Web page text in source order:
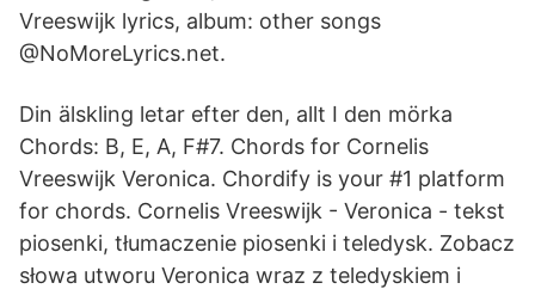
Vreeswijk lyrics, album: other songs
@NoMoreLyrics.net.
Din älskling letar efter den, allt I den mörka
Chords: B, E, A, F#7. Chords for Cornelis
Vreeswijk Veronica. Chordify is your #1 platform
for chords. Cornelis Vreeswijk - Veronica - tekst
piosenki, tłumaczenie piosenki i teledysk. Zobacz
słowa utworu Veronica wraz z teledyskiem i